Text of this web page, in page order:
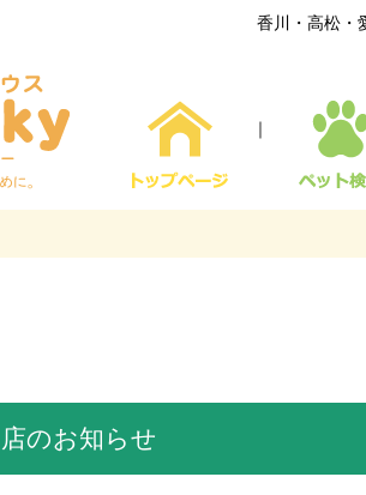
香川・高松・
｜
のお知らせ